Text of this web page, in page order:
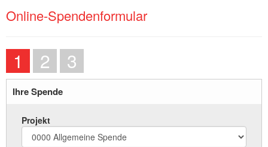
Online-Spendenformular
1 2 3
Ihre Spende
Projekt